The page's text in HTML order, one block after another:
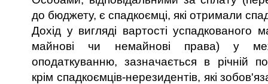
до бюджету, є спадкоємці, які отримали
Дохід у вигляді вартості успадкованого
майнові чи немайнові права) у
оподаткуванню, зазначається в річній
крім спадкоємців-нерезидентів, які